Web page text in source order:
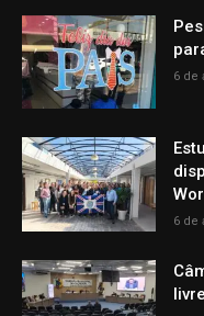
6 de
6 de